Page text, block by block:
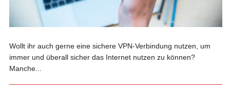
Wollt ihr auch gerne eine sichere VPN-Verbindung nutzen, um
immer und überall sicher das Internet nutzen zu können?
Manche...